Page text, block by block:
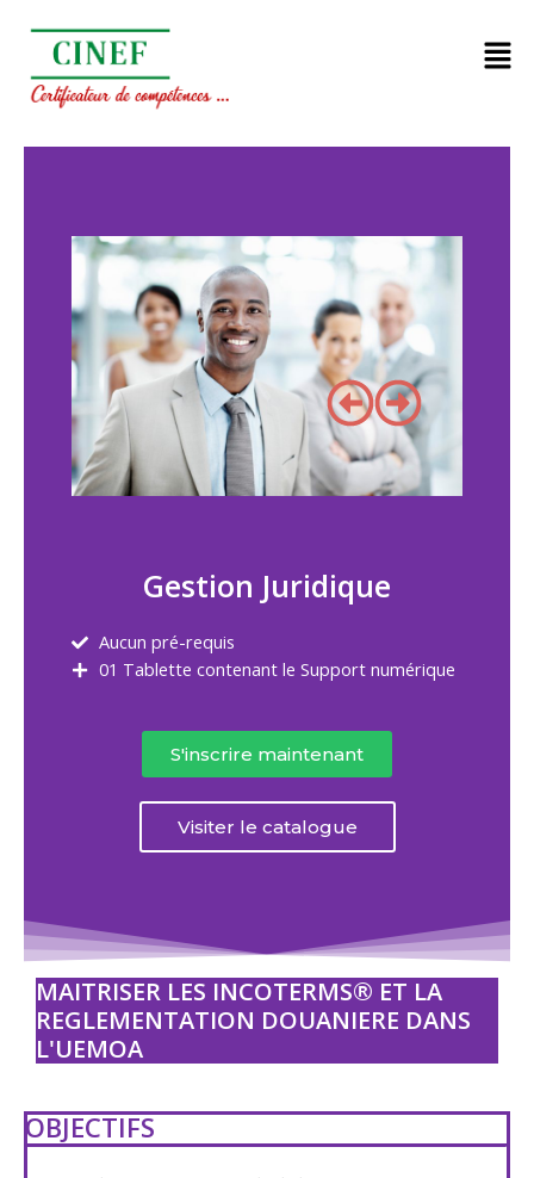
Gestion Juridique
Aucun pré-requis
01 Tablette contenant le Support numérique
S'inscrire maintenant
Visiter le catalogue
MAITRISER LES INCOTERMS® ET LA
REGLEMENTATION DOUANIERE DANS
L'UEMOA
OBJECTIFS